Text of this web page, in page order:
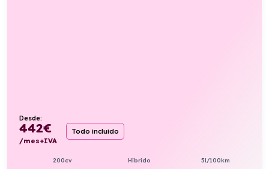
Desde:
442€
/mes+IVA
Todo incluido
200cv Híbrido 5l/100km